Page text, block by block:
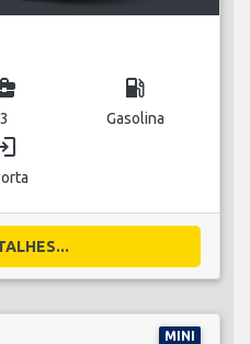
3
local_gas_station
Gasolina
MINI